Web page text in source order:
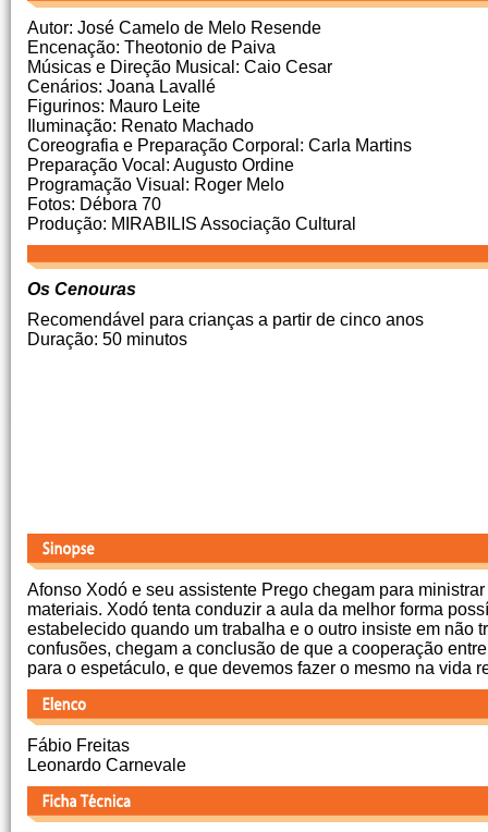
Autor: José Camelo de Melo Resende
Encenação: Theotonio de Paiva
Músicas e Direção Musical: Caio Cesar
Cenários: Joana Lavallé
Figurinos: Mauro Leite
Iluminação: Renato Machado
Coreografia e Preparação Corporal: Carla Martins
Preparação Vocal: Augusto Ordine
Programação Visual: Roger Melo
Fotos: Débora 70
Produção: MIRABILIS Associação Cultural
Os Cenouras
Recomendável para crianças a partir de cinco anos
Duração: 50 minutos
Afonso Xodó e seu assistente Prego chegam para
materiais. Xodó tenta conduzir a aula da melhor forma
estabelecido quando um trabalha e o outro insiste em não
confusões, chegam a conclusão de que a cooperação
para o espetáculo, e que devemos fazer o mesmo na vida
Fábio Freitas
Leonardo Carnevale